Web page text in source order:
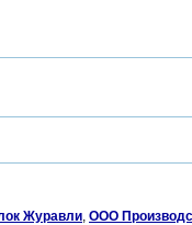
Журавли, ООО